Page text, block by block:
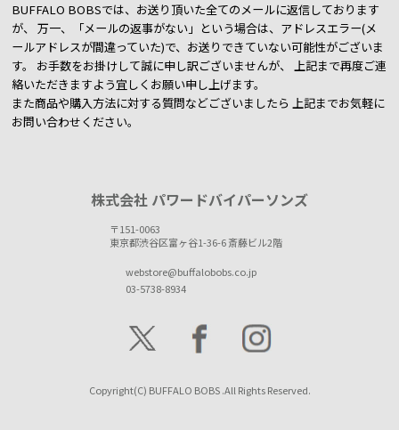
BUFFALO BOBSでは、お送り頂いた全てのメールに返信しております
が、 万一、「メールの返事がない」という場合は、アドレスエラー(メ
ールアドレスが間違っていた)で、お送りできていない可能性がございま
す。 お手数をお掛けして誠に申し訳ございませんが、 上記まで再度ご連
絡いただきますよう宜しくお願い申し上げます。
また商品や購入方法に対する質問などございましたら上記までお気軽に
お問い合わせください。
株式会社 パワードバイパーソンズ
〒151-0063
東京都渋谷区富ヶ谷1-36-6 斎藤ビル2階
webstore@buffalobobs.co.jp
03-5738-8934
Copyright(C) BUFFALO BOBS .All Rights Reserved.